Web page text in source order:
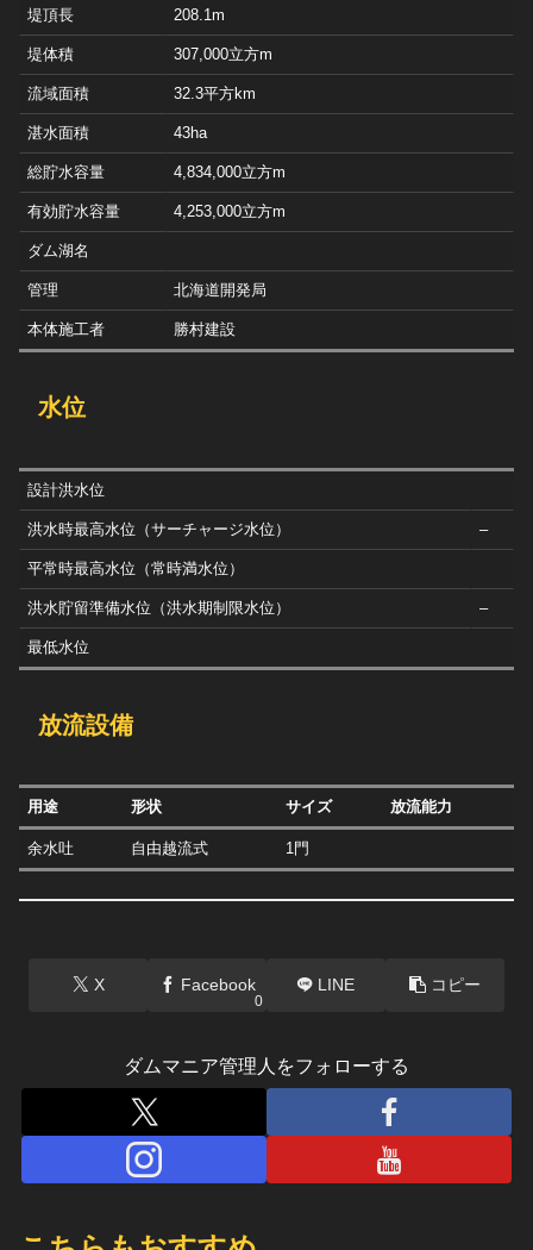
堤頂長 208.1m
堤体積 307,000立方m
流域面積 32.3平方km
湛水面積 43ha
総貯水容量 4,834,000立方m
有効貯水容量 4,253,000立方m
ダム湖名
管理 北海道開発局
本体施工者 勝村建設
水位
設計洪水位
洪水時最高水位（サーチャージ水位） –
平常時最高水位（常時満水位）
洪水貯留準備水位（洪水期制限水位） –
最低水位
放流設備
用途 形状 サイズ 放流能力
余水吐 自由越流式 1門
X Facebook
0
LINE コピー
ダムマニア管理人をフォローする